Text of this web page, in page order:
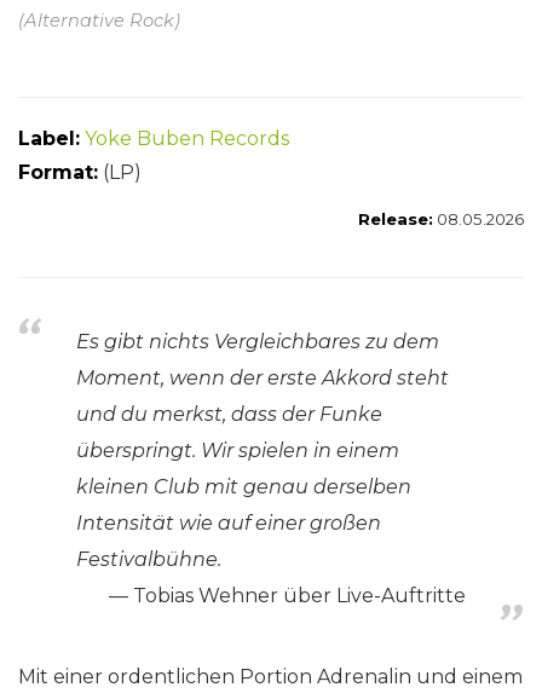
(Alternative Rock)
Label: Yoke Buben Records
Format: (LP)
Release: 08.05.2026
Es gibt nichts Vergleichbares zu dem
Moment, wenn der erste Akkord steht
und du merkst, dass der Funke
überspringt. Wir spielen in einem
kleinen Club mit genau derselben
Intensität wie auf einer großen
Festivalbühne.
Tobias Wehner über Live-Auftritte
Mit einer ordentlichen Portion Adrenalin und einem